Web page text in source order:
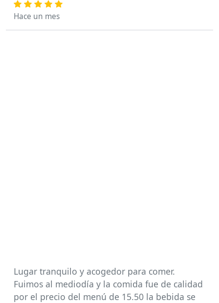
Hace un mes
Lugar tranquilo y acogedor para comer.
Fuimos al mediodía y la comida fue de calidad
por el precio del menú de 15.50 la bebida se